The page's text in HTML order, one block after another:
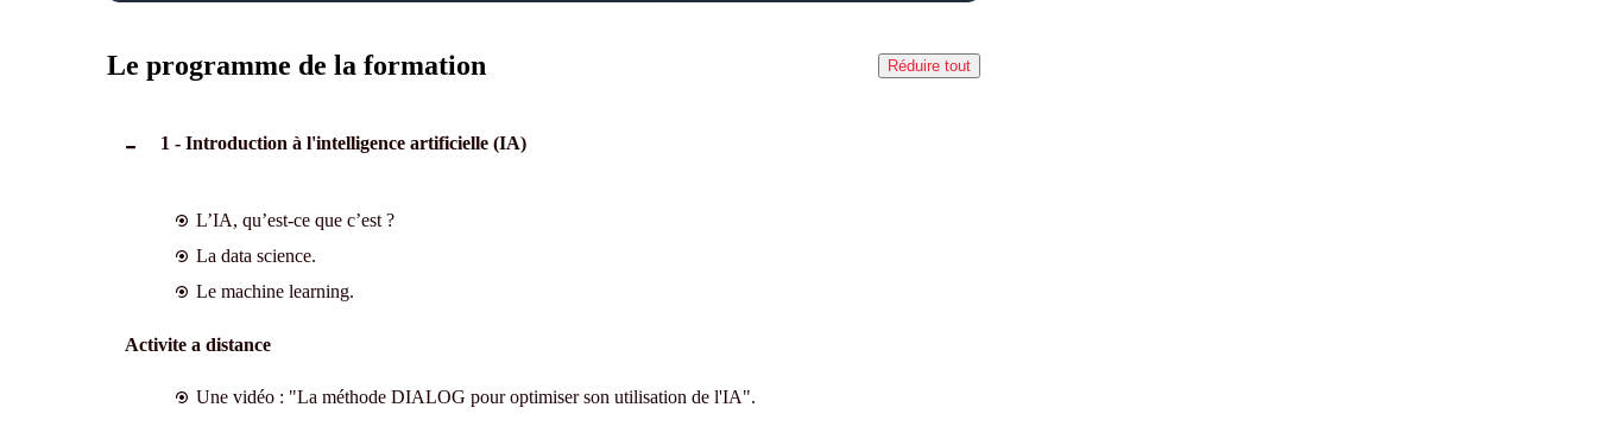
Le programme de la formation Réduire tout
1 - Introduction à l'intelligence artificielle (IA)
L’IA, qu’est-ce que c’est ?
La data science.
Le machine learning.
Activite a distance
Une vidéo : "La méthode DIALOG pour optimiser son utilisation de l'IA".